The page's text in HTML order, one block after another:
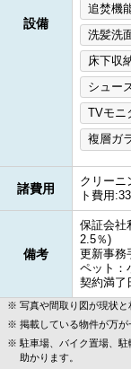
設備
追焚機
洗髪洗
床下収
シュー
TVモニ
複層ガ
諸費用
クリーニ
ト費用
備考
保証会社
2.5％)
更新事務
ペット：
契約満了
写真や間取り図が現状と
掲載している物件が万が
駐車場、バイク置場、
助かります。